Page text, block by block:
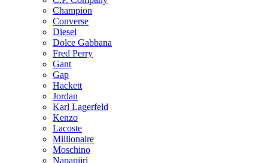
Champion
Converse
Diesel
Dolce Gabbana
Fred Perry
Gant
Gap
Hackett
Jordan
Karl Lagerfeld
Kenzo
Lacoste
Millionaire
Moschino
Napapijri